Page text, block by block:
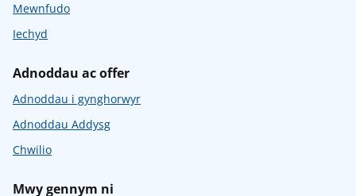
Mewnfudo
Iechyd
Adnoddau ac offer
Adnoddau i gynghorwyr
Adnoddau Addysg
Chwilio
Mwy gennym ni